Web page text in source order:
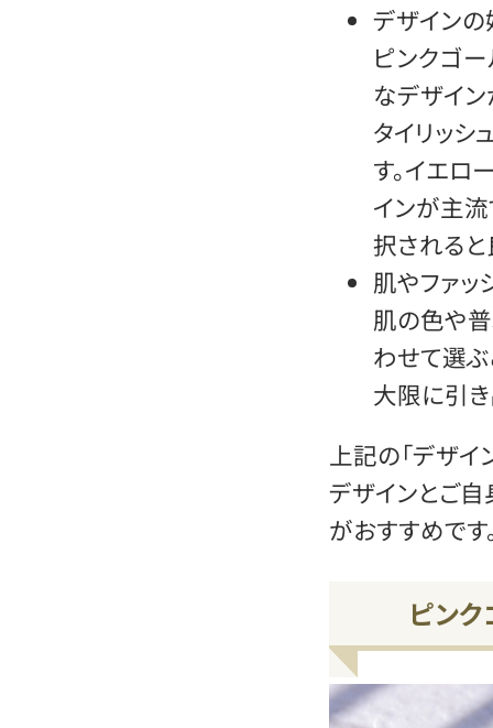
デザイン
ピンクゴー
なデザイン
タイリッ
す。イエロ
インが主
択されると
肌やファッ
肌の色や普
わせて選ぶ
大限に引き
上記の「デザ
デザインとご自
がおすすめです
ピン